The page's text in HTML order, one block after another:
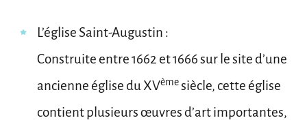
L’église Saint-Augustin :
Construite entre 1662 et 1666 sur le site d’une
ancienne église du XVèmesiècle, cette église
contient plusieurs œuvres d’art importantes,